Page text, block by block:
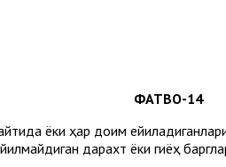
14-ФАТВО
ёки ҳар доим
дарахт ёки гиёҳ